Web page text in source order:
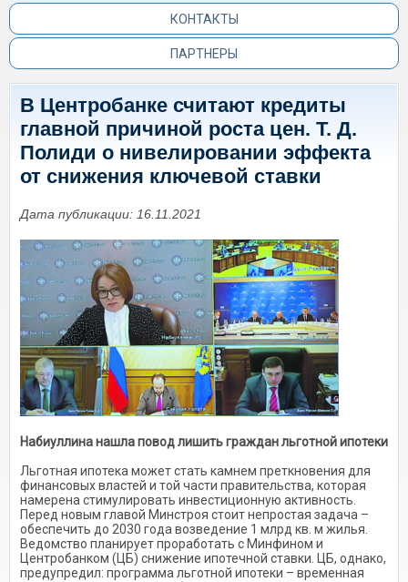
КОНТАКТЫ
ПАРТНЕРЫ
В Центробанке считают кредиты
главной причиной роста цен. Т. Д.
Полиди о нивелировании эффекта
от снижения ключевой ставки
Дата публикации: 16.11.2021
Набиуллина нашла повод лишить граждан льготной ипотеки
Льготная ипотека может стать камнем преткновения для
финансовых властей и той части правительства, которая
намерена стимулировать инвестиционную активность.
Перед новым главой Минстроя стоит непростая задача –
обеспечить до 2030 года возведение 1 млрд кв. м жилья.
Ведомство планирует проработать с Минфином и
Центробанком (ЦБ) снижение ипотечной ставки. ЦБ, однако,
предупредил: программа льготной ипотеки – временная